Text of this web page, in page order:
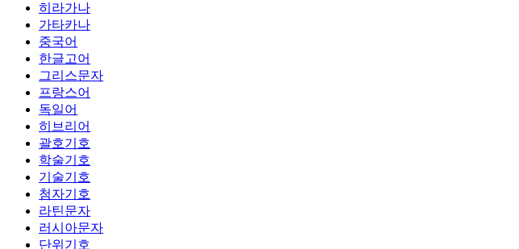
히라가나
가타카나
중국어
한글고어
그리스문자
프랑스어
독일어
히브리어
괄호기호
학술기호
기술기호
첨자기호
라틴문자
러시아문자
단위기호